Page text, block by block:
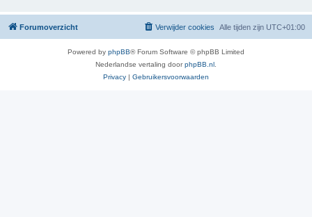
Forumoverzicht Alle tijden zijn UTC+01:00
Verwijder cookies
Powered by phpBB® Forum Software © phpBB Limited
Nederlandse vertaling doorphpBB.nl
Privacy | Gebruikersvoorwaarden